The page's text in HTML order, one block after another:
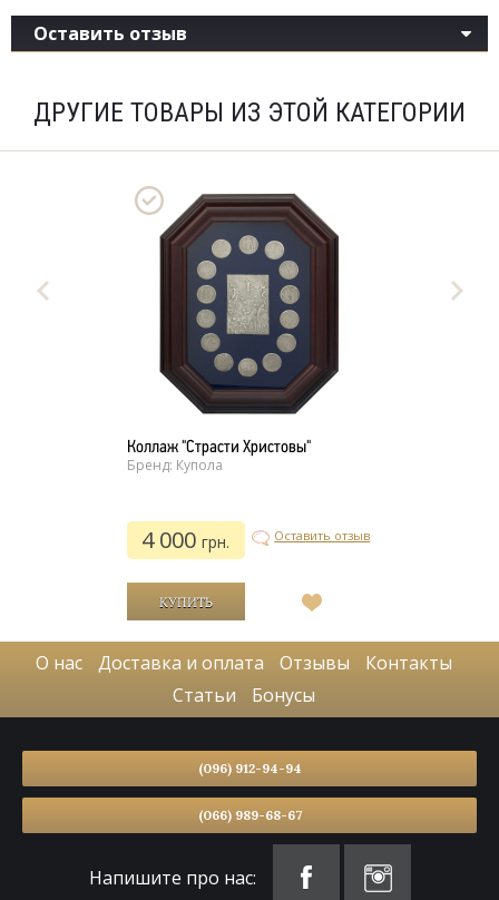
Оставить отзыв
ДРУГИЕ ТОВАРЫ ИЗ ЭТОЙ КАТЕГОРИИ
Коллаж "Страсти Христовы"
Бренд: Купола
4 000грн. Оставить отзыв
О нас Доставка и оплата Отзывы
Контакты
Статьи
Бонусы
(096) 912-94-94
(066) 989-68-67
Напишите про нас: